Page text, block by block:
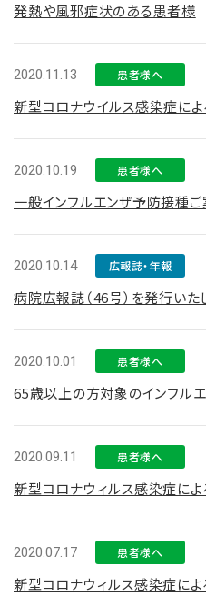
発熱や風邪症状のある患者様
2020.11.13 患者様へ
新型コロナウイルス感染症に
2020.10.19 患者様へ
一般インフルエンザ予防接種
2020.10.14 広報誌・年報
病院広報誌（46号）を発行いた
2020.10.01 患者様へ
65歳以上の方対象のインフル
2020.09.11 患者様へ
新型コロナウィルス感染症に
2020.07.17 患者様へ
新型コロナウィルス感染症に